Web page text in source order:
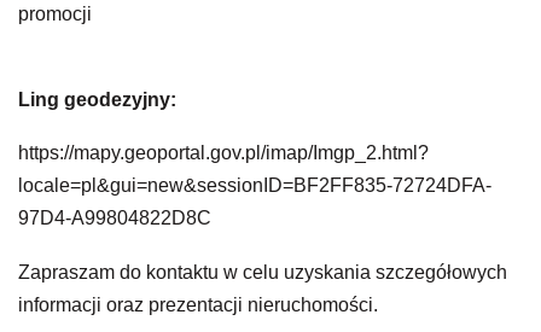
promocji
Ling geodezyjny:
https://mapy.geoportal.gov.pl/imap/Imgp_2.html?
locale=pl&gui=new&sessionID=BF2FF835-72724DFA-
97D4-A99804822D8C
Zapraszam do kontaktu w celu uzyskania szczegółowych
informacji oraz prezentacji nieruchomości.